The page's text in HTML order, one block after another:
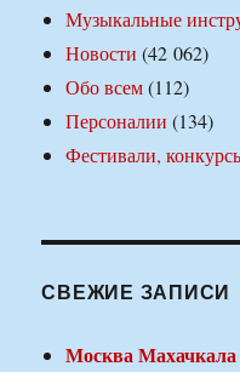
Музыкальные
Новости (42 062)
Обо всем(112)
Персоналии (134)
Фестивали,
СВЕЖИЕ ЗАПИСИ
Москва